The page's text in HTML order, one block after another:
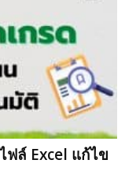
ฟล์ Excel แก้ไข